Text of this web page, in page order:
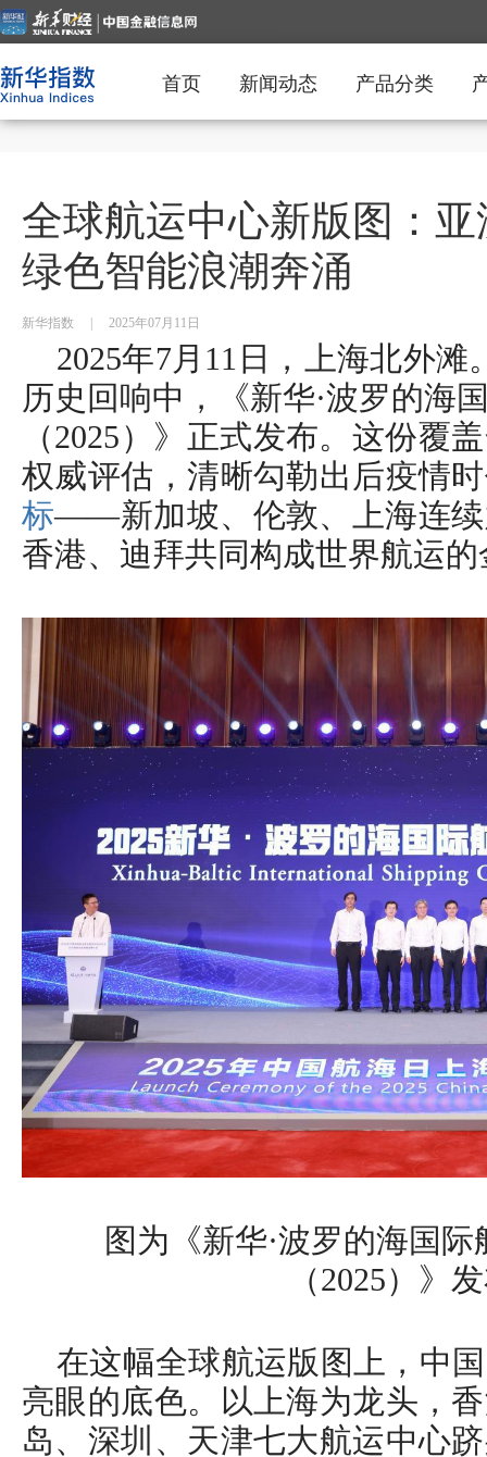
首页 新闻动态 产品分类
全球航运中心新版图：
绿色智能浪潮奔涌
新华指数 2025年07月11日
2025年7月11日，上海北外
历史回响中，《新华·波罗的海
（2025）》正式发布。这份覆
权威评估，清晰勾勒出后疫情
标——新加坡、伦敦、上海连续
香港、迪拜共同构成世界航运
图为《新华·波罗的海国
（2025）》
在这幅全球航运版图上，中
亮眼的底色。以上海为龙头，
岛、深圳、天津七大航运中心